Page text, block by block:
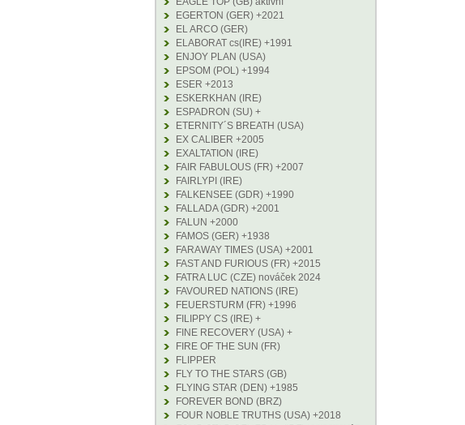
EGERTON (GER) +2021
EL ARCO (GER)
ELABORAT cs(IRE) +1991
ENJOY PLAN (USA)
EPSOM (POL) +1994
ESER +2013
ESKERKHAN (IRE)
ESPADRON (SU) +
ETERNITY´S BREATH (USA)
EX CALIBER +2005
EXALTATION (IRE)
FAIR FABULOUS (FR) +2007
FAIRLYPI (IRE)
FALKENSEE (GDR) +1990
FALLADA (GDR) +2001
FALUN +2000
FAMOS (GER) +1938
FARAWAY TIMES (USA) +2001
FAST AND FURIOUS (FR) +2015
FATRA LUC (CZE) nováček 2024
FAVOURED NATIONS (IRE)
FEUERSTURM (FR) +1996
FILIPPY CS (IRE) +
FINE RECOVERY (USA) +
FIRE OF THE SUN (FR)
FLIPPER
FLY TO THE STARS (GB)
FLYING STAR (DEN) +1985
FOREVER BOND (BRZ)
FOUR NOBLE TRUTHS (USA) +2018